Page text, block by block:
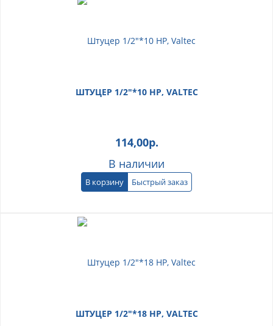
ШТУЦЕР 1/2"*10 НР, VALTEC
114,00р.
В наличии
В корзину Быстрый заказ
ШТУЦЕР 1/2"*18 НР, VALTEC